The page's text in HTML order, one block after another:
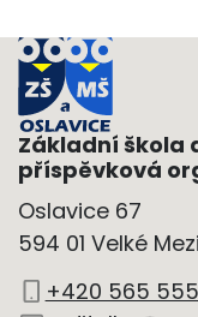
Základní škola
příspěvková
Oslavice 67
594 01 Velké
+420 565 555